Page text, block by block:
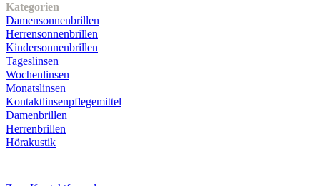
Kategorien
Damensonnenbrillen
Herrensonnenbrillen
Kindersonnenbrillen
Tageslinsen
Wochenlinsen
Monatslinsen
Kontaktlinsenpflegemittel
Damenbrillen
Herrenbrillen
Hörakustik